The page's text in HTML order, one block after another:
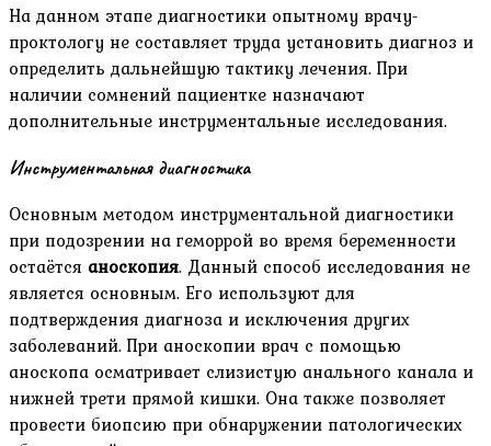
На данном этапе диагностики опытному врачу-
проктологу не составляет труда установить диагноз и
определить дальнейшую тактику лечения. При
наличии сомнений пациентке назначают
дополнительные инструментальные исследования.
Инструментальная диагностика
Основным методом инструментальной диагностики
при подозрении на геморрой во время беременности
остаётся аноскопия. Данный способ исследования не
является основным. Его используют для
подтверждения диагноза и исключения других
заболеваний. При аноскопии врач с помощью
аноскопа осматривает слизистую анального канала и
нижней трети прямой кишки. Она также позволяет
провести биопсию при обнаружении патологических